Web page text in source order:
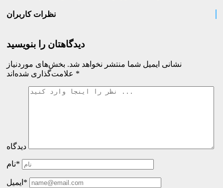
نظرات کاربران
دیدگاهتان را بنویسید
نشانی ایمیل شما منتشر نخواهد شد. بخش‌های موردنیاز
*
دیدگاه
نام*
ایمیل*